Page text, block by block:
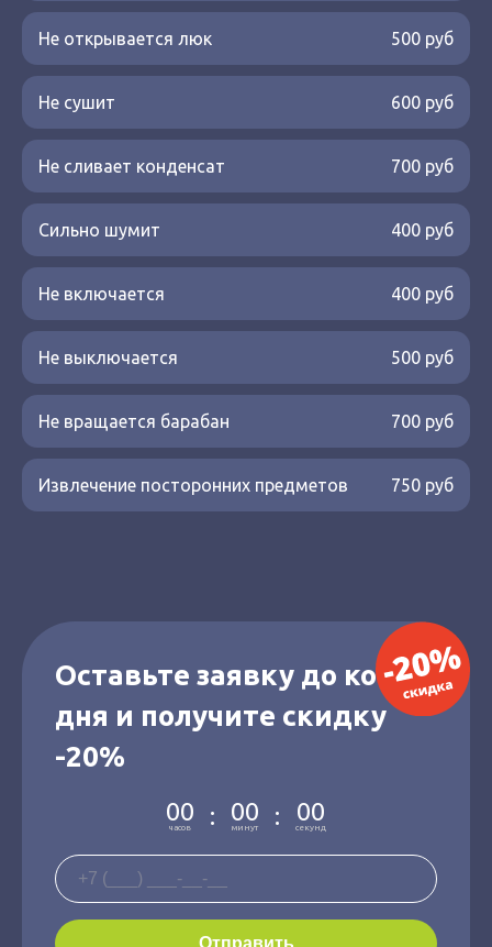
Не открывается люк 500 руб
Не сушит 600 руб
Не сливает конденсат 700 руб
Сильно шумит 400 руб
Не включается 400 руб
Не выключается 500 руб
Не вращается барабан 700 руб
Извлечение посторонних предметов 750 руб
Оставьте заявку до конца
дня и получите скидку
-20%
00
часов : 00
минут : 00
секунд